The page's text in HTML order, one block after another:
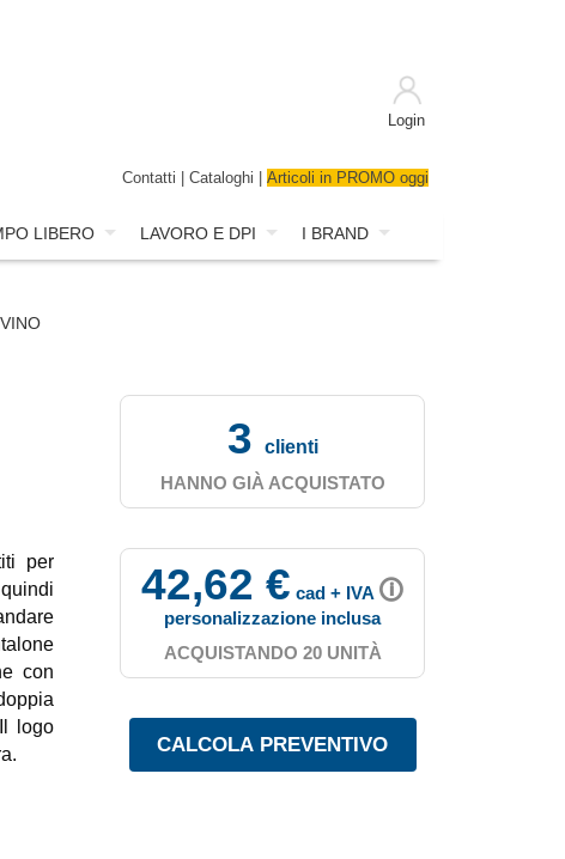
Login
Contatti Cataloghi Articoli in PROMO oggi
LIBERO LAVORO E DPI I BRAND
per
con
logo
3
clienti
HANNO GIÀ ACQUISTATO
42,62 € cad + IVA 🛈
personalizzazione inclusa
ACQUISTANDO 20 UNITÀ